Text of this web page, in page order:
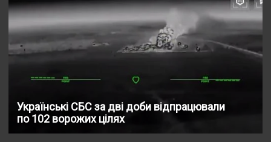
Українські СБС за дві доби відпрацювали
по 102 ворожих цілях